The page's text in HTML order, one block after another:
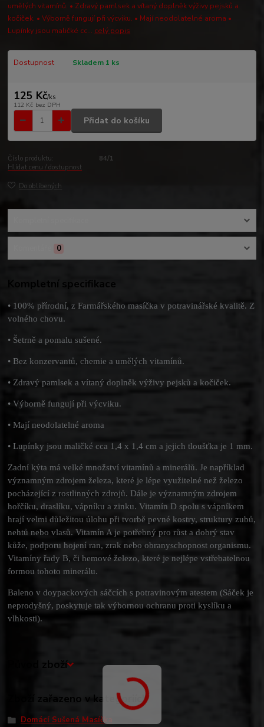
umělých vitamínů. • Zdravý pamlsek a vítaný doplněk výživy pejsků a
kočiček. • Výborně fungují při výcviku. • Mají neodolatelné aroma •
Lupínky jsou maličké cc... celý popis
Dostupnost Skladem 1 ks
125 Kč/ks
112 Kč bez DPH
Přidat do košíku
Číslo produktu:
84/1
Hlídat cenu / dostupnost
Do oblíbených
0
Kompletní specifikace
• 100% přírodní, z Farmářského masíčka v potravinářské kvalitě. Z
volného chovu.
• Šetrně a pomalu sušené.
• Bez konzervantů, chemie a umělých vitamínů.
• Zdravý pamlsek a vítaný doplněk výživy pejsků a kočiček.
• Výborně fungují při výcviku.
• Mají neodolatelné aroma
•Lupínky jsou maličké cca 1,4 x 1,4 cm a jejich tloušťka je 1 mm.
Zadní kýta má velké množství vitamínů a minerálů. Je například
významným zdrojem železa, které je lépe využitelné než železo
pocházející z rostlinných zdrojů. Dále je významným zdrojem
hořčíku, draslíku, vápníku a zinku. Vitamín D spolu s vápníkem
hrají velmi důležitou úlohu při tvorbě pevné kostry, struktury zubů,
nehtů nebo vlasů. Vitamín A je potřebný pro růst a dobrý stav
kůže, podporu hojení ran, zrak nebo obranyschopnost organismu.
Vitamíny řady B, či hemové železo, které je nejlépe vstřebatelnou
formou tohoto minerálu.
Baleno v doypackových sáčcích s potravinovým atestem (Sáček je
neprodyšný, poskytuje tak výbornou ochranu proti kyslíku a
vlhkosti).
Původ zboží
Zboží zařazeno v kategoriích
Domácí Sušená Masíčka